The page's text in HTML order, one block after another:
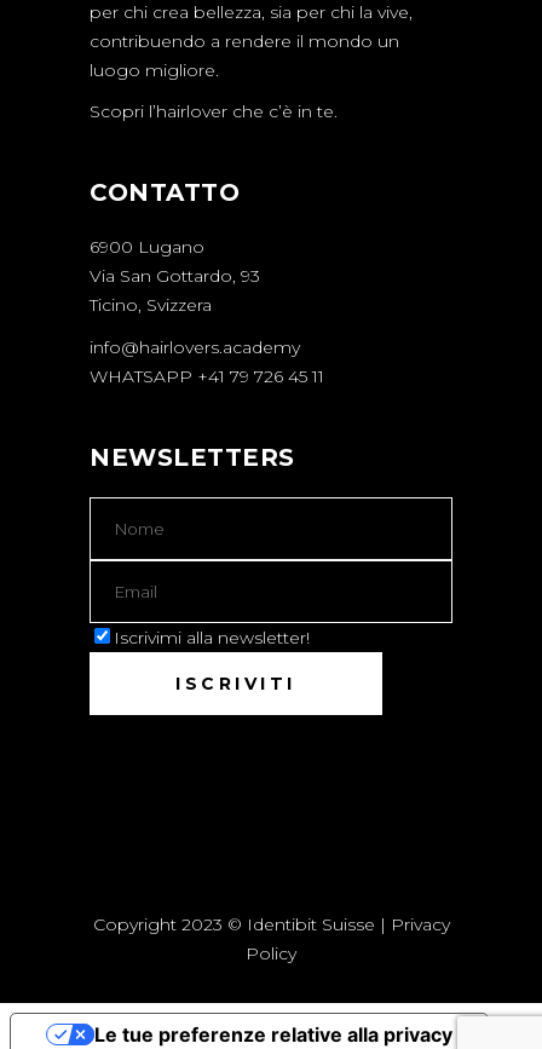
per chi crea bellezza, sia per chi la vive,
contribuendo a rendere il mondo un
luogo migliore.
Scopri l’hairlover che c’è in te.
CONTATTO
6900 Lugano
Via San Gottardo, 93
Ticino, Svizzera
info@hairlovers.academy
WHATSAPP +41 79 726 45 11
NEWSLETTERS
Iscrivimi alla newsletter!
Copyright 2023 © Identibit Suisse | Privacy
Policy
Le tue preferenze relative alla privacy